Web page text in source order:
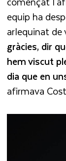
equip ha
arlequinat de
gràcies, dir
hem viscut
dia que en
afirmava